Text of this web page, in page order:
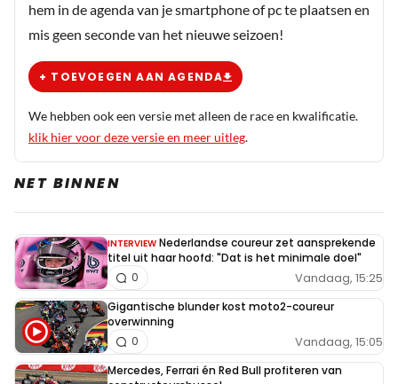
hem in de agenda van je smartphone of pc te plaatsen en
mis geen seconde van het nieuwe seizoen!
+ TOEVOEGEN AAN AGENDA
We hebben ook een versie met alleen de race en kwalificatie.
klik hier voor deze versie en meer uitleg.
NET BINNEN
INTERVIEW Nederlandse coureur zet aansprekende
titel uit haar hoofd: "Dat is het minimale doel"
Vandaag, 15:25
0
Gigantische blunder kost moto2-coureur
overwinning
Vandaag, 15:05
0
Mercedes, Ferrari én Red Bull profiteren van